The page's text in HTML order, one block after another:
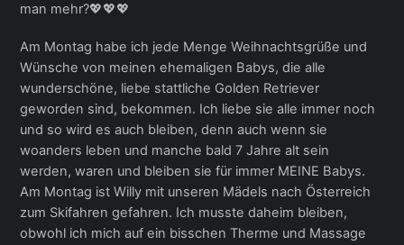
man mehr?💖💖💖
Am Montag habe ich jede Menge Weihnachtsgrüße und
Wünsche von meinen ehemaligen Babys, die alle
wunderschöne, liebe stattliche Golden Retriever
geworden sind, bekommen. Ich liebe sie alle immer noch
und so wird es auch bleiben, denn auch wenn sie
woanders leben und manche bald 7 Jahre alt sein
werden, waren und bleiben sie für immer MEINE Babys.
Am Montag ist Willy mit unseren Mädels nach Österreich
zum Skifahren gefahren. Ich musste daheim bleiben,
obwohl ich mich auf ein bisschen Therme und Massage